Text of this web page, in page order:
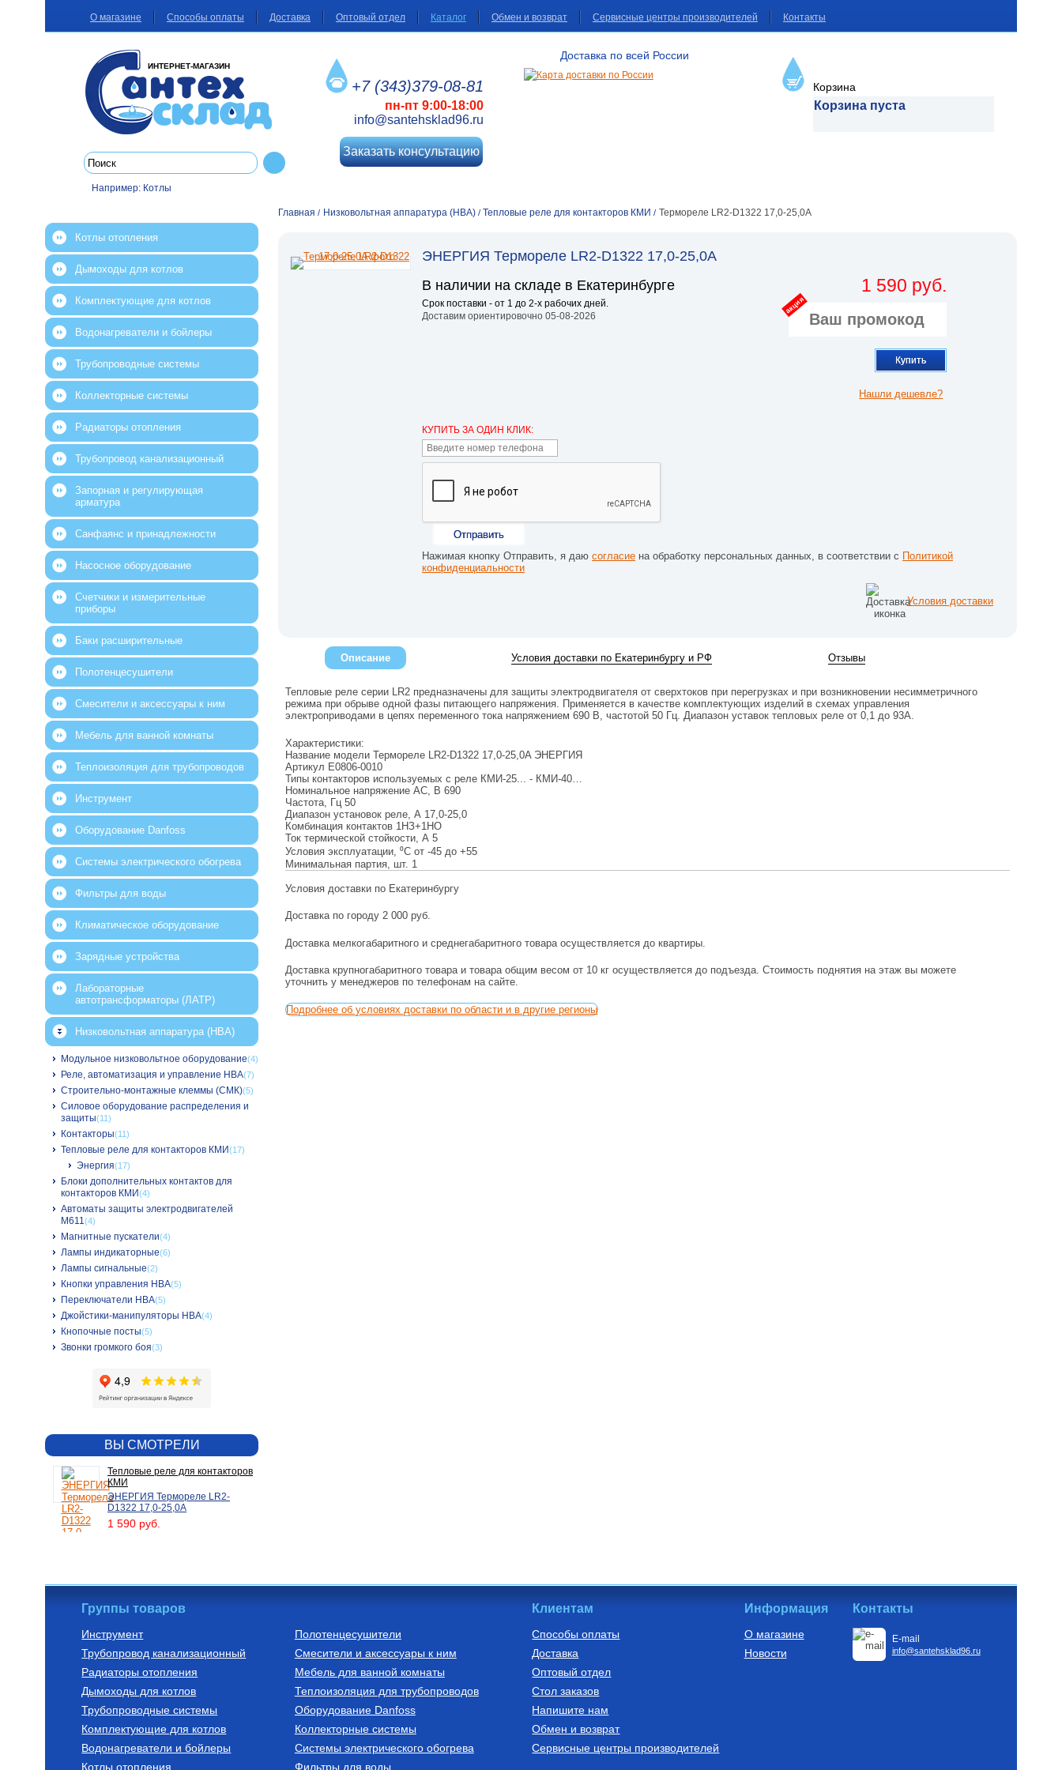
О магазине Способы оплаты Доставка Оптовый отдел Каталог Обмен и возврат Сервисные центры производителей Контакты
ИНТЕРНЕТ-МАГАЗИН
Например: Котлы
+7 (343)379-08-81
пн-пт 9:00-18:00
info@santehsklad96.ru
Заказать консультацию
Доставка по всей России
Корзина
Корзина пуста
Главная / Низковольтная аппаратура (НВА) / Тепловые реле для контакторов КМИ / Термореле LR2-D1322 17,0-25,0A
ЭНЕРГИЯ Термореле LR2-D1322 17,0-25,0A
В наличии на складе в Екатеринбурге
Срок поставки - от 1 до 2-х рабочих дней.
Доставим ориентировочно 05-08-2026
1 590 руб.
акция
Купить
Нашли дешевле?
КУПИТЬ ЗА ОДИН КЛИК:
Отправить
Нажимая кнопку Отправить, я даю согласие на обработку персональных данных, в соответствии с Политикой
конфиденциальности
Условия доставки
Описание Условия доставки по Екатеринбургу и РФ Отзывы
Тепловые реле серии LR2 предназначены для защиты электродвигателя от сверхтоков при перегрузках и при возникновении несимметричного
режима при обрыве одной фазы питающего напряжения. Применяется в качестве комплектующих изделий в схемах управления
электроприводами в цепях переменного тока напряжением 690 В, частотой 50 Гц. Диапазон уставок тепловых реле от 0,1 до 93А.
Характеристики:
Название моделиТермореле LR2-D1322 17,0-25,0A ЭНЕРГИЯ
Артикул Е0806-0010
Типы контакторов используемых с реле КМИ-25... - КМИ-40…
Номинальное напряжение АС, В690
Частота, Гц50
Диапазон установок реле, А 17,0-25,0
Комбинация контактов 1НЗ+1НО
Ток термической стойкости, А5
Условия эксплуатации, ⁰Сот -45 до +55
Минимальная партия, шт. 1
Условия доставки по Екатеринбургу
Доставка по городу 2 000 руб.
Доставка мелкогабаритного и среднегабаритного товара осуществляется до квартиры.
Доставка крупногабаритного товара и товара общим весом от 10 кг осуществляется до подъезда. Стоимость поднятия на этаж вы можете
уточнить у менеджеров по телефонам на сайте.
Подробнее об условиях доставки по области и в другие регионы
Котлы отопления
Дымоходы для котлов
Комплектующие для котлов
Водонагреватели и бойлеры
Трубопроводные системы
Коллекторные системы
Радиаторы отопления
Трубопровод канализационный
Запорная и регулирующая
арматура
Санфаянс и принадлежности
Насосное оборудование
Счетчики и измерительные
приборы
Баки расширительные
Полотенцесушители
Смесители и аксессуары к ним
Мебель для ванной комнаты
Теплоизоляция для трубопроводов
Инструмент
Оборудование Danfoss
Системы электрического обогрева
Фильтры для воды
Климатическое оборудование
Зарядные устройства
Лабораторные
автотрансформаторы (ЛАТР)
Низковольтная аппаратура (НВА)
Модульное низковольтное оборудование(4)
Реле, автоматизация и управление НВА(7)
Строительно-монтажные клеммы (СМК)(5)
Силовое оборудование распределения и
защиты(11)
Контакторы(11)
Тепловые реле для контакторов КМИ(17)
Энергия(17)
Блоки дополнительных контактов для
контакторов КМИ(4)
Автоматы защиты электродвигателей
M611(4)
Магнитные пускатели(4)
Лампы индикаторные(6)
Лампы сигнальные(2)
Кнопки управления НВА(5)
Переключатели НВА(5)
Джойстики-манипуляторы НВА(4)
Кнопочные посты(5)
Звонки громкого боя(3)
ВЫ СМОТРЕЛИ
Тепловые реле для контакторов
КМИ
ЭНЕРГИЯ Термореле LR2-
D1322 17,0-25,0A
1 590 руб.
Группы товаров
Инструмент
Трубопровод канализационный
Радиаторы отопления
Дымоходы для котлов
Трубопроводные системы
Комплектующие для котлов
Водонагреватели и бойлеры
Котлы отопления
Полотенцесушители
Смесители и аксессуары к ним
Мебель для ванной комнаты
Теплоизоляция для трубопроводов
Оборудование Danfoss
Коллекторные системы
Системы электрического обогрева
Фильтры для воды
Клиентам
Способы оплаты
Доставка
Оптовый отдел
Стол заказов
Напишите нам
Обмен и возврат
Сервисные центры производителей
Информация
О магазине
Новости
Контакты
E-mail
info@santehsklad96.ru